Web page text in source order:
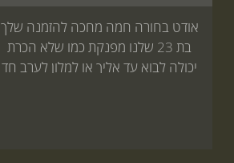
אודט בחורה חמה מחכה להזמנה שלך
בת 23 שלנו מפנקת כמו שלא הכרת
יכולה לבוא עד אליך או למלון לערב חד